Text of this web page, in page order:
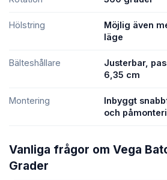
Hölstring
Möjlig även
läge
Bälteshållare
Justerbar,
6,35 cm
Montering
Inbyggt
och
Vanliga frågor om Vega
Grader